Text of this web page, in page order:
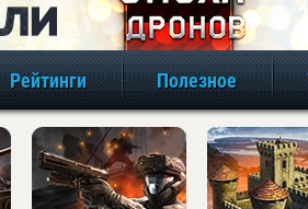
Рейтинги Полезное